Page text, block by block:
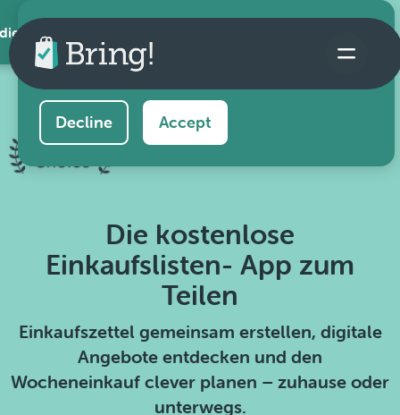
AppThis website uses cookies to ensure you get the
best experience on our website.
Decline Accept
Die kostenlose
Einkaufslisten- App zum
Teilen
Einkaufszettel gemeinsam erstellen, digitale
Angebote entdecken und den
Wocheneinkauf clever planen – zuhause oder
unterwegs.